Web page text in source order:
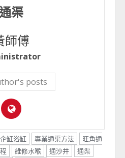
渠
師傅
posts
企缸浴缸 專業通渠方法
旺角通
維修水喉 通沙井
通渠